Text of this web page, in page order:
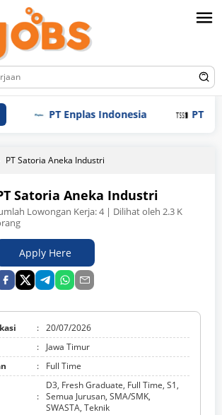
PT Enplas Indonesia PT Tri
PT Satoria Aneka Industri
Satoria Aneka Industri
Lowongan Kerja:4| Dilihat oleh 2.3 K
Apply Here
: 20/07/2026
:
Jawa Timur
: Full Time
:
D3, Fresh Graduate, Full Time, S1,
Semua Jurusan, SMA/SMK,
SWASTA, Teknik